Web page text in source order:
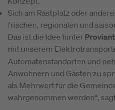
Sich am Rastplatz oder
frischen, regionalen und
Das ist die Idee hinter
mit unserem
Automatenstandorten und
Anwohnern und Gästen zu
als Mehrwert für die
wahrgenommen werden“,